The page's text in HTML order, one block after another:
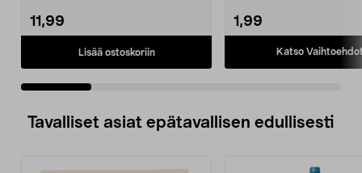
11,99
Lisää ostoskoriin
1,99
Katso
Tavalliset asiat epätavallisen edullisesti